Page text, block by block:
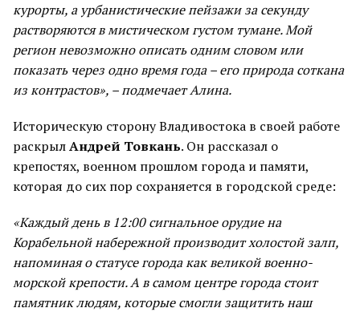
курорты, а урбанистические пейзажи за секунду
растворяются в мистическом густом тумане. Мой
регион невозможно описать одним словом или
показать через одно время года – его природа соткана
из контрастов», – подмечает Алина.
Историческую сторону Владивостока в своей работе
раскрылАндрей Товкань. Он рассказал о
крепостях, военном прошлом города и памяти,
которая до сих пор сохраняется в городской среде:
«Каждый день в 12:00 сигнальное орудие на
Корабельной набережной производит холостой залп,
напоминая о статусе города как великой военно-
морской крепости. А в самом центре города стоит
памятник людям, которые смогли защитить наш